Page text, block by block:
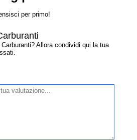
per primo!
Allora condividi qui la tua